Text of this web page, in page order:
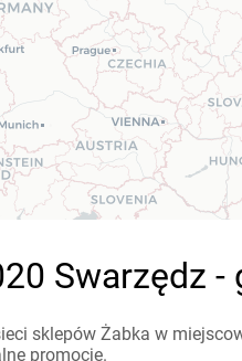
Swarzędz
sklepów Żabka w
promocje.